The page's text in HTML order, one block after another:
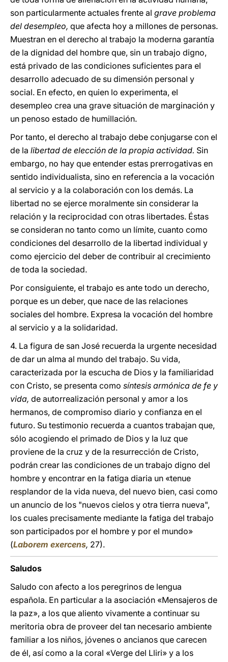
son particularmente actuales frente al grave problema
del desempleo, que afecta hoy a millones de personas.
Muestran en el derecho al trabajo la moderna garantía
de la dignidad del hombre que, sin un trabajo digno,
está privado de las condiciones suficientes para el
desarrollo adecuado de su dimensión personal y
social. En efecto, en quien lo experimenta, el
desempleo crea una grave situación de marginación y
un penoso estado de humillación.
Por tanto, el derecho al trabajo debe conjugarse con el
de la libertad de elección de la propia actividad. Sin
embargo, no hay que entender estas prerrogativas en
sentido individualista, sino en referencia a la vocación
al servicio y a la colaboración con los demás. La
libertad no se ejerce moralmente sin considerar la
relación y la reciprocidad con otras libertades. Éstas
se consideran no tanto como un límite, cuanto como
condiciones del desarrollo de la libertad individual y
como ejercicio del deber de contribuir al crecimiento
de toda la sociedad.
Por consiguiente, el trabajo es ante todo un derecho,
porque es un deber, que nace de las relaciones
sociales del hombre. Expresa la vocación del hombre
al servicio y a la solidaridad.
4. La figura de san José recuerda la urgente necesidad
de dar un alma al mundo del trabajo. Su vida,
caracterizada por la escucha de Dios y la familiaridad
con Cristo, se presenta como síntesis armónica de fe y
vida, de autorrealización personal y amor a los
hermanos, de compromiso diario y confianza en el
futuro. Su testimonio recuerda a cuantos trabajan que,
sólo acogiendo el primado de Dios y la luz que
proviene de la cruz y de la resurrección de Cristo,
podrán crear las condiciones de un trabajo digno del
hombre y encontrar en la fatiga diaria un «tenue
resplandor de la vida nueva, del nuevo bien, casi como
un anuncio de los "nuevos cielos y otra tierra nueva",
los cuales precisamente mediante la fatiga del trabajo
son participados por el hombre y por el mundo»
(Laborem exercens, 27).
Saludos
Saludo con afecto a los peregrinos de lengua
española. En particular a la asociación «Mensajeros de
la paz», a los que aliento vivamente a continuar su
meritoria obra de proveer del tan necesario ambiente
familiar a los niños, jóvenes o ancianos que carecen
de él, así como a la coral «Verge del Lliri» y a los